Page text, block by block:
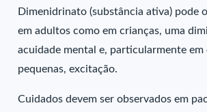
Dimenidrinato (substância ativa) pode
em adultos como em crianças, uma
acuidade mental e, particularmente em
pequenas, excitação.
Cuidados devem ser observados em